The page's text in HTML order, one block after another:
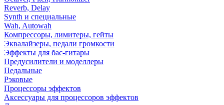
Reverb, Delay
Synth и специальные
Wah, Autowah
Компрессоры, лимитеры, гейты
Эквалайзеры, педали громкости
Эффекты для бас-гитары
Предусилители и моделлеры
Педальные
Рэковые
Процессоры эффектов
Аксессуары для процессоров эффектов